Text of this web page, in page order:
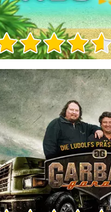
Игра Инфо
Игра Инфо